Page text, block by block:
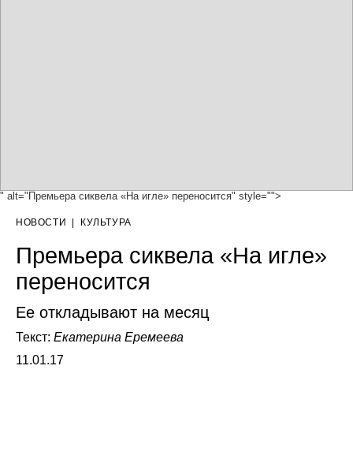
" alt="Премьера сиквела «На игле» переносится" style="">
НОВОСТИ | КУЛЬТУРА
Премьера сиквела «На игле»
переносится
Ее откладывают на месяц
Текст: Екатерина Еремеева
11.01.17